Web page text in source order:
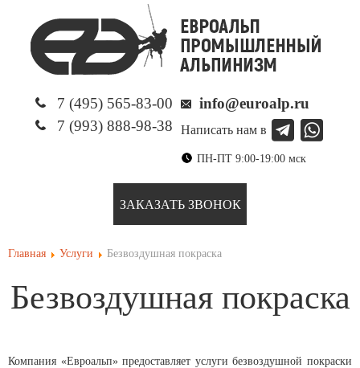
7 (495) 565-83-00
7 (993) 888-98-38
info@euroalp.ru
Написать нам в
ПН-ПТ 9:00-19:00 мск
ЗАКАЗАТЬ ЗВОНОК
Главная Услуги Безвоздушная покраска
Безвоздушная покраска
Компания «Евроальп» предоставляет услуги безвоздушной покраски